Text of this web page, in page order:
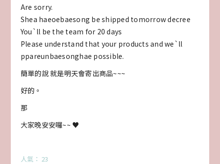
Are sorry.
Shea haeoebaesong be shipped tomorrow decree
You`ll be the team for 20 days
Please understand that your products and we`ll
ppareunbaesonghae possible.
簡單的說 就是明天會寄出商品~~~
好的。
那
大家晚安安囉~~ ♥
人氣： 23